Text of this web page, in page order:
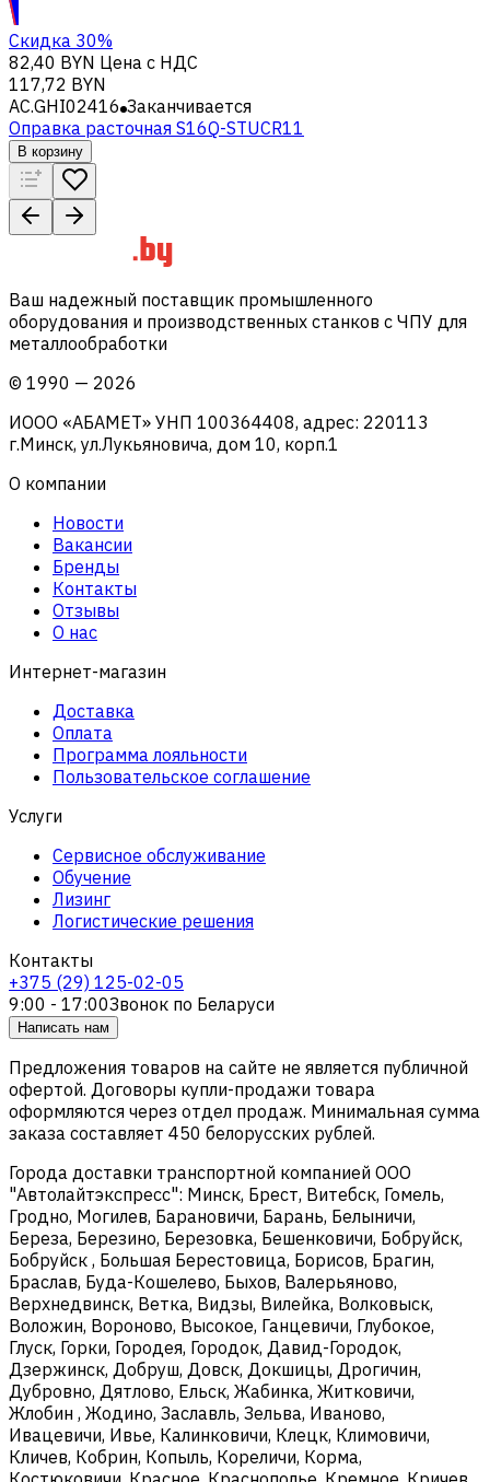
Скидка 30%
82,40 BYN Цена с НДС
117,72 BYN
AC.GHI02416 Заканчивается
Оправка расточная S16Q-STUCR11
В корзину
Ваш надежный поставщик промышленного
оборудования и производственных станков с ЧПУ для
металлообработки
© 1990 — 2026
ИООО «АБАМЕТ» УНП 100364408, адрес: 220113
г.Минск, ул.Лукьяновича, дом 10, корп.1
О компании
Новости
Вакансии
Бренды
Контакты
Отзывы
О нас
Интернет-магазин
Доставка
Оплата
Программа лояльности
Пользовательское соглашение
Услуги
Сервисное обслуживание
Обучение
Лизинг
Логистические решения
Контакты
+375 (29) 125-02-05
9:00 - 17:00Звонок по Беларуси
Написать нам
Предложения товаров на сайте не является публичной
офертой. Договоры купли-продажи товара
оформляются через отдел продаж. Минимальная сумма
заказа составляет 450 белорусских рублей.
Города доставки транспортной компанией ООО
"Автолайтэкспресс": Минск, Брест, Витебск, Гомель,
Гродно, Могилев, Барановичи, Барань, Белыничи,
Береза, Березино, Березовка, Бешенковичи, Бобруйск,
Бобруйск , Большая Берестовица, Борисов, Брагин,
Браслав, Буда-Кошелево, Быхов, Валерьяново,
Верхнедвинск, Ветка, Видзы, Вилейка, Волковыск,
Воложин, Вороново, Высокое, Ганцевичи, Глубокое,
Глуск, Горки, Городея, Городок, Давид-Городок,
Дзержинск, Добруш, Довск, Докшицы, Дрогичин,
Дубровно, Дятлово, Ельск, Жабинка, Житковичи,
Жлобин , Жодино, Заславль, Зельва, Иваново,
Ивацевичи, Ивье, Калинковичи, Клецк, Климовичи,
Кличев, Кобрин, Копыль, Кореличи, Корма,